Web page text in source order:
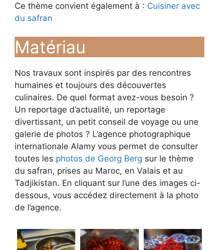
Ce thème convient également à : Cuisiner avec
du safran
Matériau
Nos travaux sont inspirés par des rencontres
humaines et toujours des découvertes
culinaires. De quel format avez-vous besoin ?
Un reportage d’actualité, un reportage
divertissant, un petit conseil de voyage ou une
galerie de photos ? L’agence photographique
internationale Alamy vous permet de consulter
toutes les photos de Georg Berg sur le thème
du safran, prises au Maroc, en Valais et au
Tadjikistan. En cliquant sur l’une des images ci-
dessous, vous accédez directement à la photo
de l’agence.